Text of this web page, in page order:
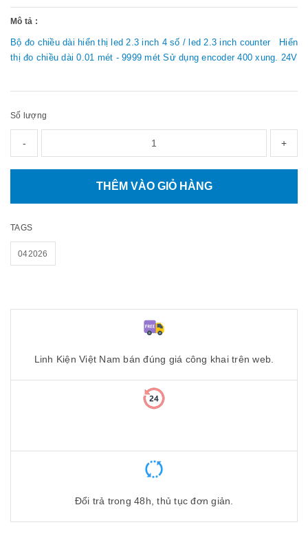
Mô tả :
Bộ đo chiều dài hiển thị led 2.3 inch 4 số / led 2.3 inch counter Hiển
thị đo chiều dài 0.01 mét - 9999 mét Sử dụng encoder 400 xung. 24V
Số lượng
- +
THÊM VÀO GIỎ HÀNG
TAGS
042026
Linh Kiện Việt Nam bán đúng giá công khai trên web.
Đổi trả trong 48h, thủ tục đơn giản.